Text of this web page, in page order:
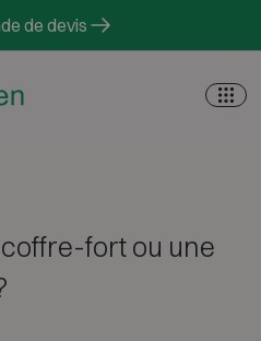
de devis
fort ou une